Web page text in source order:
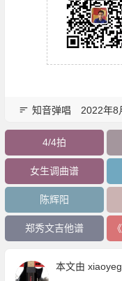
知音弹唱 2022年8
4/4拍
女生调曲谱
陈辉阳
郑秀文吉他谱
本文由